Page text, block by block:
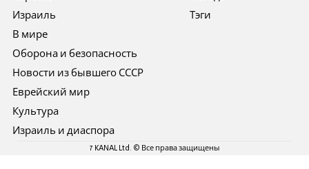
Израиль
В мире
Оборона и безопасность
Новости из бывшего СССР
Еврейский мир
Культура
Израиль и диаспора
Тэги
7 KANAL Ltd. © Все права защищены